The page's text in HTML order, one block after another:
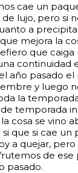
cae un
lujo, pero si
a
mejora la
que caiga
continuidad
año pasado
y luego
la
temporada
cosa se vino
que si cae un
a quejar,
de
pasado.